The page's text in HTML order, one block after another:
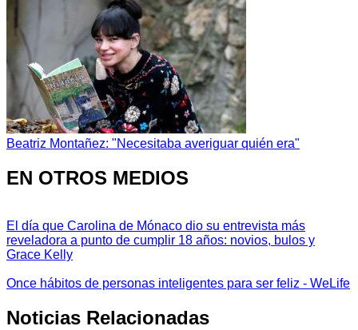
Beatriz Montañez: "Necesitaba averiguar quién era"
EN OTROS MEDIOS
El día que Carolina de Mónaco dio su entrevista más
reveladora a punto de cumplir 18 años: novios, bulos y
Grace Kelly
Once hábitos de personas inteligentes para ser feliz - WeLife
Noticias Relacionadas